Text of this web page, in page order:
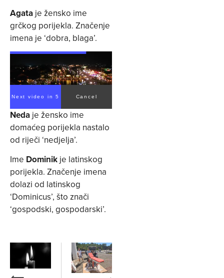
Agata je žensko ime
grčkog porijekla. Značenje
imena je ‘dobra, blaga’.
Next video in 4 Cancel
Neda je žensko ime
domaćeg porijekla nastalo
od riječi ‘nedjelja’.
Ime Dominik je latinskog
porijekla. Značenje imena
dolazi od latinskog
‘Dominicus’, što znači
‘gospodski, gospodarski’.